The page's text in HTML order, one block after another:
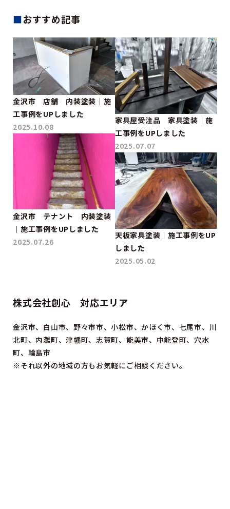
■おすすめ記事
金沢市 店舗 内装塗装｜施
工事例をUPしました
2025.10.08
金沢市 テナント 内装塗装
｜施工事例をUPしました
2025.07.26
家具屋受注品 家具塗装｜施
工事例をUPしました
2025.07.07
天板家具塗装｜施工事例をUP
しました
2025.05.02
株式会社創心 対応エリア
金沢市、白山市、野々市市、小松市、かほく市、七尾市、川
北町、内灘町、津幡町、志賀町、能美市、中能登町、穴水
町、輪島市
※それ以外の地域の方もお気軽にご相談ください。